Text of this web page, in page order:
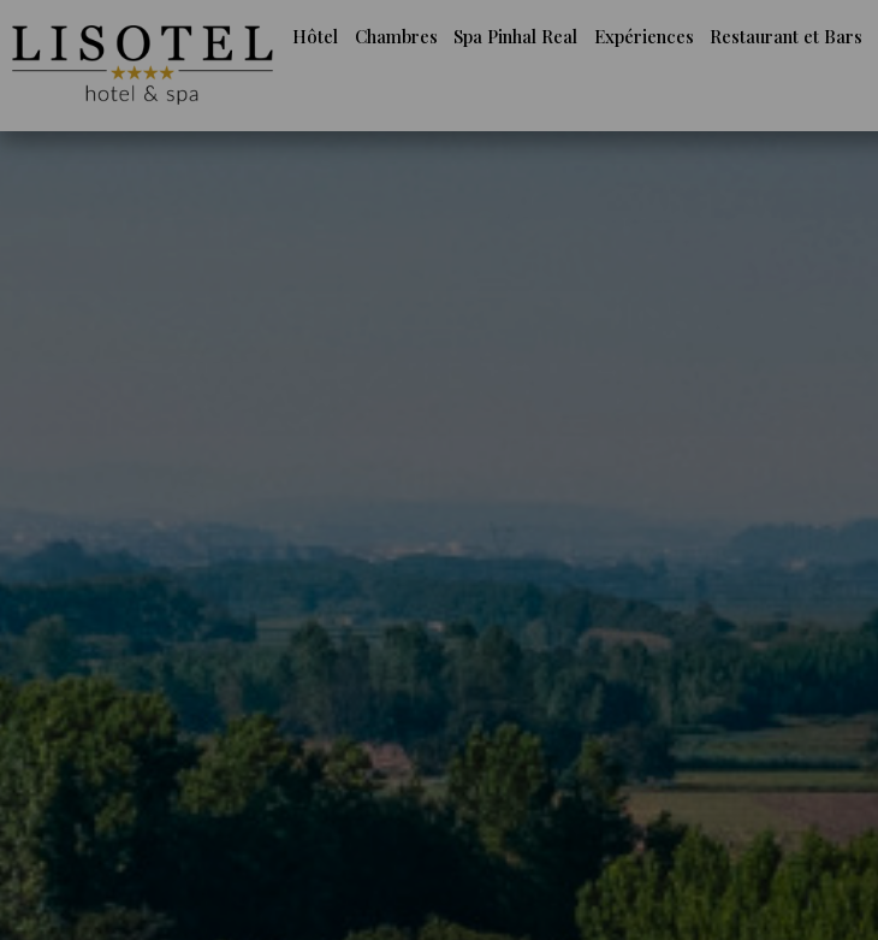
Hôtel Chambres Spa Pinhal Real Expériences Restaurant et Bars
Chambres
Expériences
Restaurant et Bars
Réunions et Événements
Bons Cadeaux
Contacts